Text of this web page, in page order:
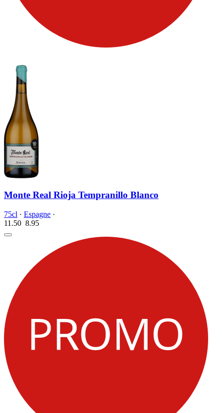
Monte Real Rioja Tempranillo Blanco
75cl · Espagne ·
11.50 8.95